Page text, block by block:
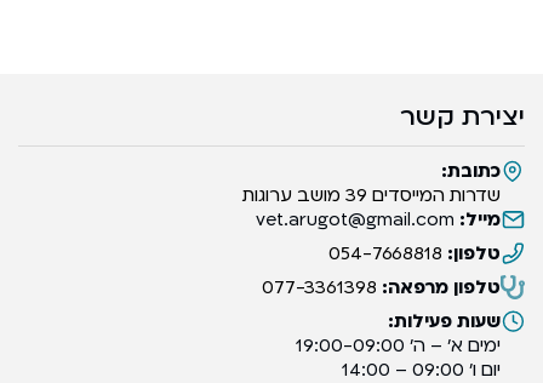
יצירת קשר
כתובת:
שדרות המייסדים 39 מושב ערוגות
מייל: vet.arugot@gmail.com
טלפון: 054-7668818
טלפון מרפאה: 077-3361398
שעות פעילות:
ימים א’ – ה’ 19:00-09:00
יום ו’ 09:00 – 14:00